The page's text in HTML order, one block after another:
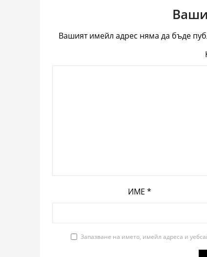
Вашият имейл адрес няма да бъде
ИМЕ *
Запазване на името, имейл адреса и